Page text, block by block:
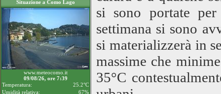
Situazione a Como Lago
www.meteocomo.it
09/08/26, ore 7:39
Temperatura:
25.2°C
Umidità relativa:
67%
si sono portate
settimana si sono
si materializzerà in
massime che
35°C